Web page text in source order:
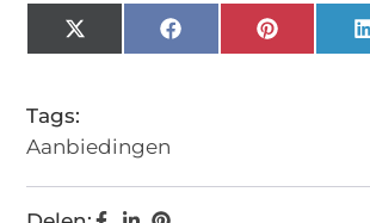
X
(Twitter)
FacebookPinterest
Tags:
Aanbiedingen